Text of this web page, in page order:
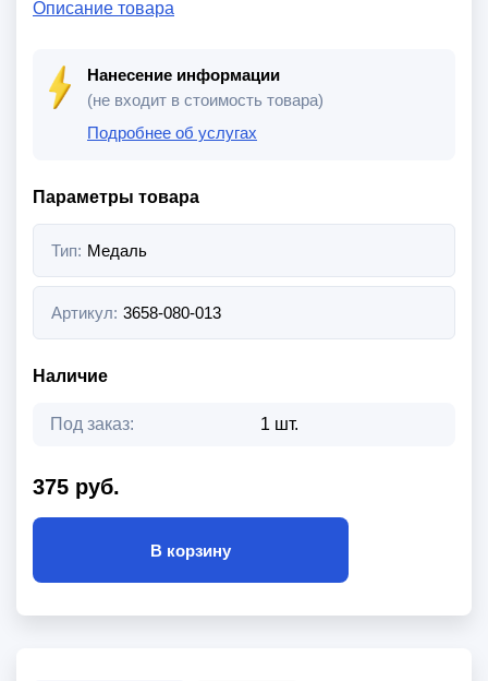
Описание товара
Нанесение информации
(не входит в стоимость товара)
Подробнее об услугах
Параметры товара
Тип: Медаль
Артикул: 3658-080-013
Наличие
Под заказ: 1 шт.
375 руб.
В корзину